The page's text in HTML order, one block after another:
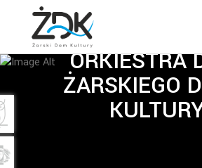
ORKIESTRA
ŻARSKIEGO